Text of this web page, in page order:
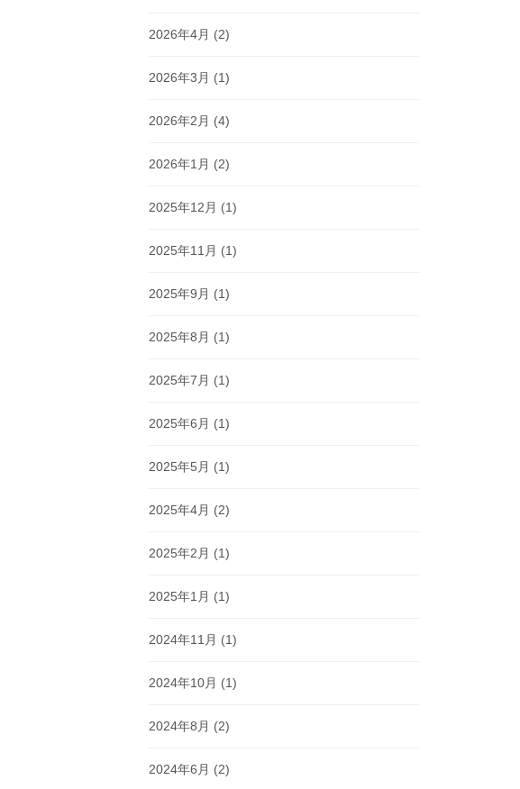
2026年4月 (2)
2026年3月 (1)
2026年2月 (4)
2026年1月 (2)
2025年12月 (1)
2025年11月 (1)
2025年9月 (1)
2025年8月 (1)
2025年7月 (1)
2025年6月 (1)
2025年5月 (1)
2025年4月 (2)
2025年2月 (1)
2025年1月 (1)
2024年11月 (1)
2024年10月 (1)
2024年8月 (2)
2024年6月 (2)